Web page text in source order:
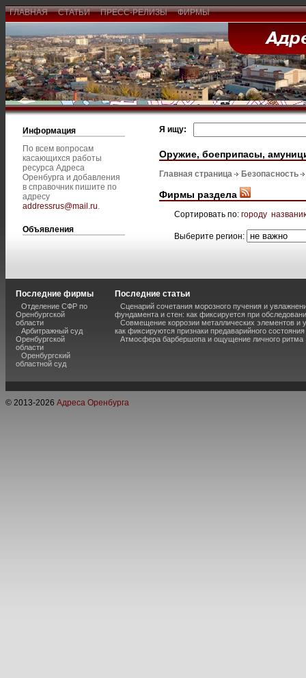
ГЛАВНАЯ СТАТЬИ ПРЕСС-РЕЛИЗЫ ФИРМЫ
Информация
По всем вопросам
касающихся работы
ресурса Адреса
Оренбурга и добавления
в справочник пишите по
адресу
addressrus@mail.ru.
Объявления
Я ищу:
Оружие, боеприпасы,
Главная страница Безопасность
Фирмы раздела
Сортировать по: городу
Выберите регион:
Последние фирмы
Отделение СФР по
Оренбургской
области
Арбитражный суд
Оренбургской
области
Оренбургский
областной суд
Последние статьи
Сценарий сочетания морозного пучения и
фундамента и стен: как фиксируется при
Совмещение коррозии металлических элементов и
как фиксируются признаки предаварийного состояния
Атмосфера барбершопа и ощущение личного ритма
© 2013-2026 Адреса Оренбурга